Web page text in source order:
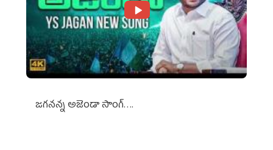
జగనన్న అజెండా సాంగ్….